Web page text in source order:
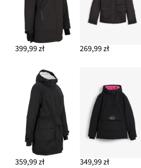
399,99 zł 269,99 zł
359,99 zł 349,99 zł